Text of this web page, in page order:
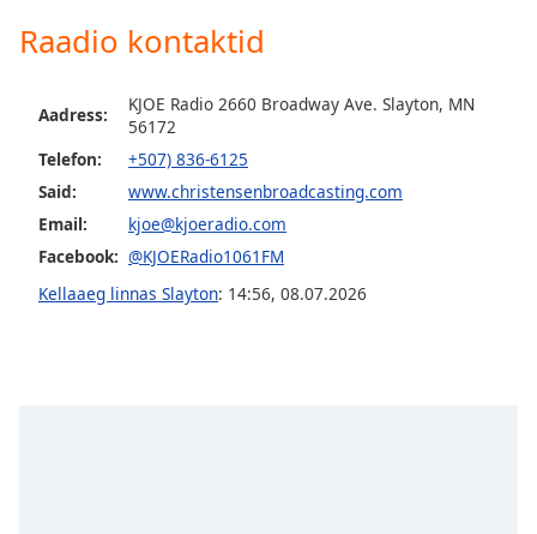
settings
dialog
off,
Track
in-
Fullscreen
Raadio kontaktid
Aadress:
KJOE Radio 2660 Broadway Ave. Slayton, MN
56172
Telefon:
+507) 836-6125
Said:
www.christensenbroadcasting.com
Email:
kjoe@kjoeradio.com
Facebook: @KJOERadio1061FM
Kellaaeg linnas Slayton: 14:56, 08.07.2026